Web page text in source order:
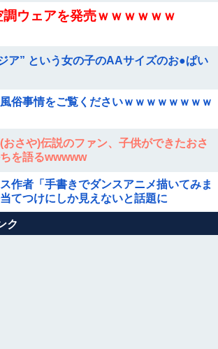
ウェアを発売ｗｗｗｗｗｗ
ア” という女の子のAAサイズのお●ぱい
俗事情をご覧くださいｗｗｗｗｗｗｗｗ
おさや)伝説のファン、子供ができたおさ
を語るwwwww
作者「手書きでダンスアニメ描いてみま
てつけにしか見えないと話題に
相互RSS
ク